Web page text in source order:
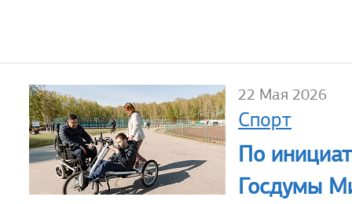
22 Мая 2026
Спорт
По
Госдумы